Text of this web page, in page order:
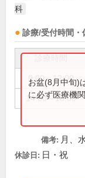
科
診療/受付時間・
9:00～12:00
14:00～18:00
お盆(8月中旬)
に必ず医療機
備考: 月、
休診日: 日・祝